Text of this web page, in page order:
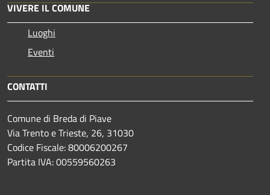
VIVERE IL COMUNE
Luoghi
Eventi
CONTATTI
Comune di Breda di Piave
Via Trento e Trieste, 26, 31030
Codice Fiscale: 80006200267
Partita IVA: 00559560263